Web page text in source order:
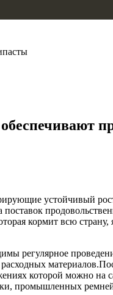
устойчивый
поставок
кормит всю
регулярное
которой можно на
промышленных